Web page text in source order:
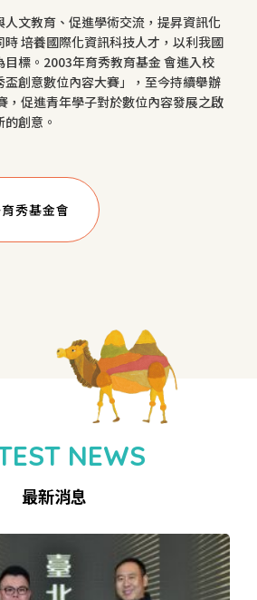
文教育、促進學術交流，提昇資訊化
培養國際化資訊科技人才，以利我國
標。2003年育秀教育基金 會進入校
盃創意數位內容大賽」，至今持續舉辦
，促進青年學子對於數位內容發展之啟
創意。
秀基金會
NEWS
最新消息